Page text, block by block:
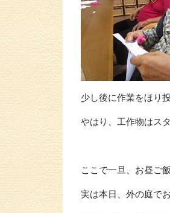
少し後に作業をほり
やはり、工作物はス
ここで一旦、お昼ご
実は本日、外の庭で